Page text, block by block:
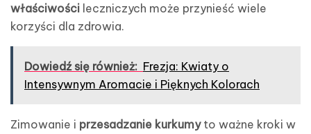
właściwości leczniczych może przynieść wiele
korzyści dla zdrowia.
Dowiedź się również: Frezja: Kwiaty o
Intensywnym Aromacie i Pięknych Kolorach
Zimowanie i przesadzanie kurkumyto ważne kroki w